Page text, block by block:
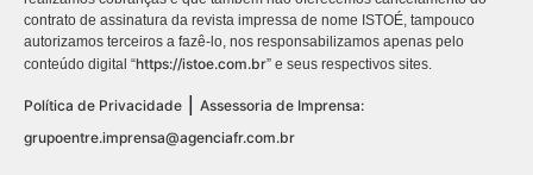
contrato de assinatura da revista impressa de nome ISTOÉ, tampouco
autorizamos terceiros a fazê-lo, nos responsabilizamos apenas pelo
conteúdo digital “https://istoe.com.br” e seus respectivos sites.
Política de Privacidade
Assessoria de Imprensa:
grupoentre.imprensa@agenciafr.com.br